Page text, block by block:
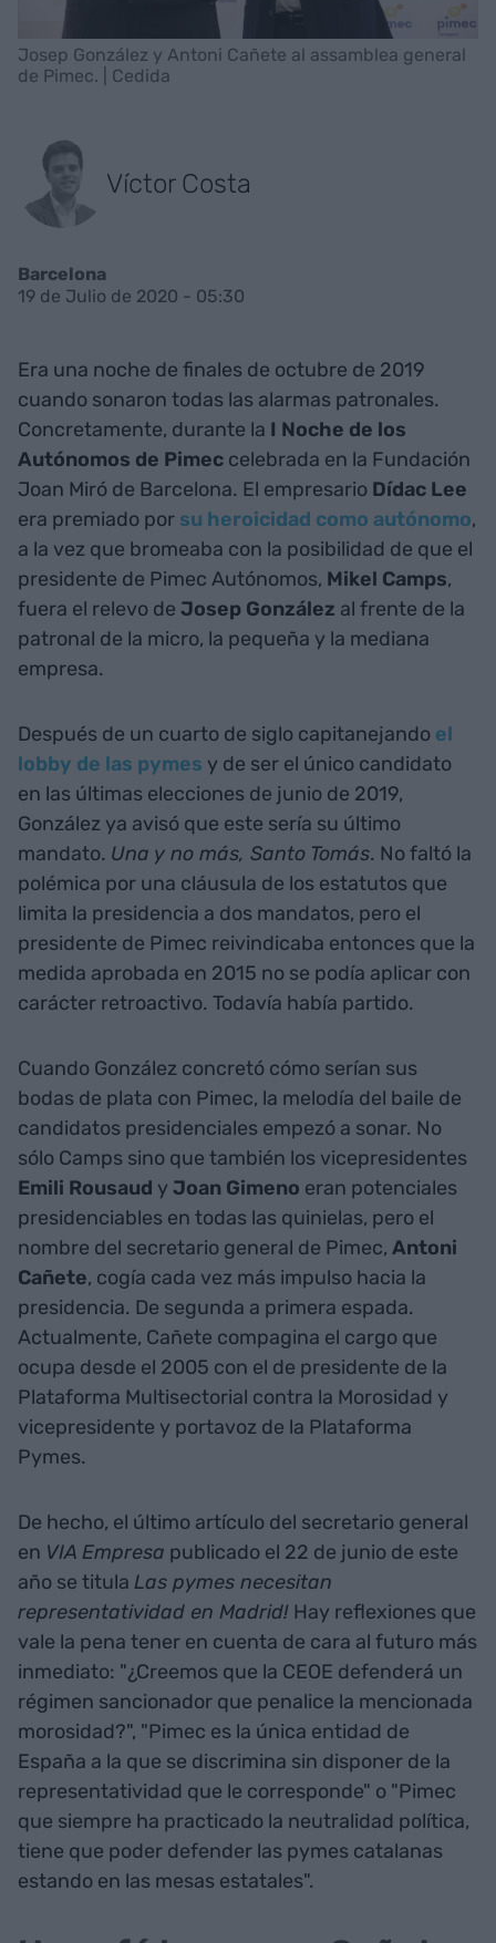
Josep González y Antoni Cañete al assamblea general
de Pimec. | Cedida
Víctor Costa
Barcelona
19 de Julio de 2020 - 05:30
Era una noche de finales de octubre de 2019
cuando sonaron todas las alarmas patronales.
Concretamente, durante la I Noche de los
Autónomos de Pimec celebrada en la Fundación
Joan Miró de Barcelona. El empresario Dídac Lee
era premiado por su heroicidad como autónomo,
a la vez que bromeaba con la posibilidad de que el
presidente de Pimec Autónomos, Mikel Camps,
fuera el relevo de Josep González al frente de la
patronal de la micro, la pequeña y la mediana
empresa.
Después de un cuarto de siglo capitanejando el
lobby de las pymes y de ser el único candidato
en las últimas elecciones de junio de 2019,
González ya avisó que este sería su último
mandato. Una y no más, Santo Tomás. No faltó la
polémica por una cláusula de los estatutos que
limita la presidencia a dos mandatos, pero el
presidente de Pimec reivindicaba entonces que la
medida aprobada en 2015 no se podía aplicar con
carácter retroactivo. Todavía había partido.
Cuando González concretó cómo serían sus
bodas de plata con Pimec, la melodía del baile de
candidatos presidenciales empezó a sonar. No
sólo Camps sino que también los vicepresidentes
Emili Rousaud y Joan Gimeno eran potenciales
presidenciables en todas las quinielas, pero el
nombre del secretario general de Pimec, Antoni
Cañete, cogía cada vez más impulso hacia la
presidencia. De segunda a primera espada.
Actualmente, Cañete compagina el cargo que
ocupa desde el 2005 con el de presidente de la
Plataforma Multisectorial contra la Morosidad y
vicepresidente y portavoz de la Plataforma
Pymes.
De hecho, el último artículo del secretario general
en VIA Empresa publicado el 22 de junio de este
año se titula Las pymes necesitan
representatividad en Madrid! Hay reflexiones que
vale la pena tener en cuenta de cara al futuro más
inmediato: "¿Creemos que la CEOE defenderá un
régimen sancionador que penalice la mencionada
morosidad?", "Pimec es la única entidad de
España a la que se discrimina sin disponer de la
representatividad que le corresponde" o "Pimec
que siempre ha practicado la neutralidad política,
tiene que poder defender las pymes catalanas
estando en las mesas estatales".